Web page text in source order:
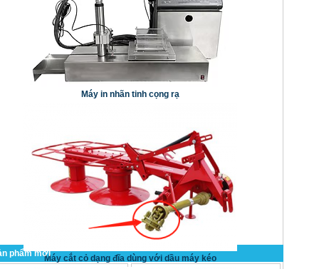
Máy in nhãn tinh cọng rạ
Máy cắt cỏ dạng đĩa dùng với dầu máy kéo
phẩm mới